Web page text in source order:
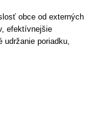
obce od externých
efektívnejšie
udržanie poriadku,